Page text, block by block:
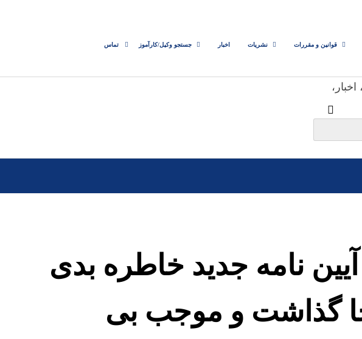
قوانین و مقررات نشریات اخبار جستجو وکیل/کارآموز تماس
نامه جدید خاطره بدی
گذاشت و موجب بی